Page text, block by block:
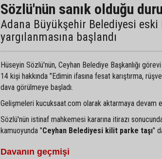
Sözlü'nün sanık olduğu
Adana Büyükşehir Belediyesi eski
yargılanmasına başlandı
Hüseyin Sözlü'nün, Ceyhan Belediye Başkanlığı
14 kişi hakkında "Edimin ifasına fesat karıştırma,
dava görülmeye başladı.
Gelişmeleri kucuksaat.com olarak aktarmaya devam
Sözlü'nün istinaf mahkemesi kararına itirazı
kamuoyunda "Ceyhan Belediyesi kilit parke taşı"
Davanın geçmişi